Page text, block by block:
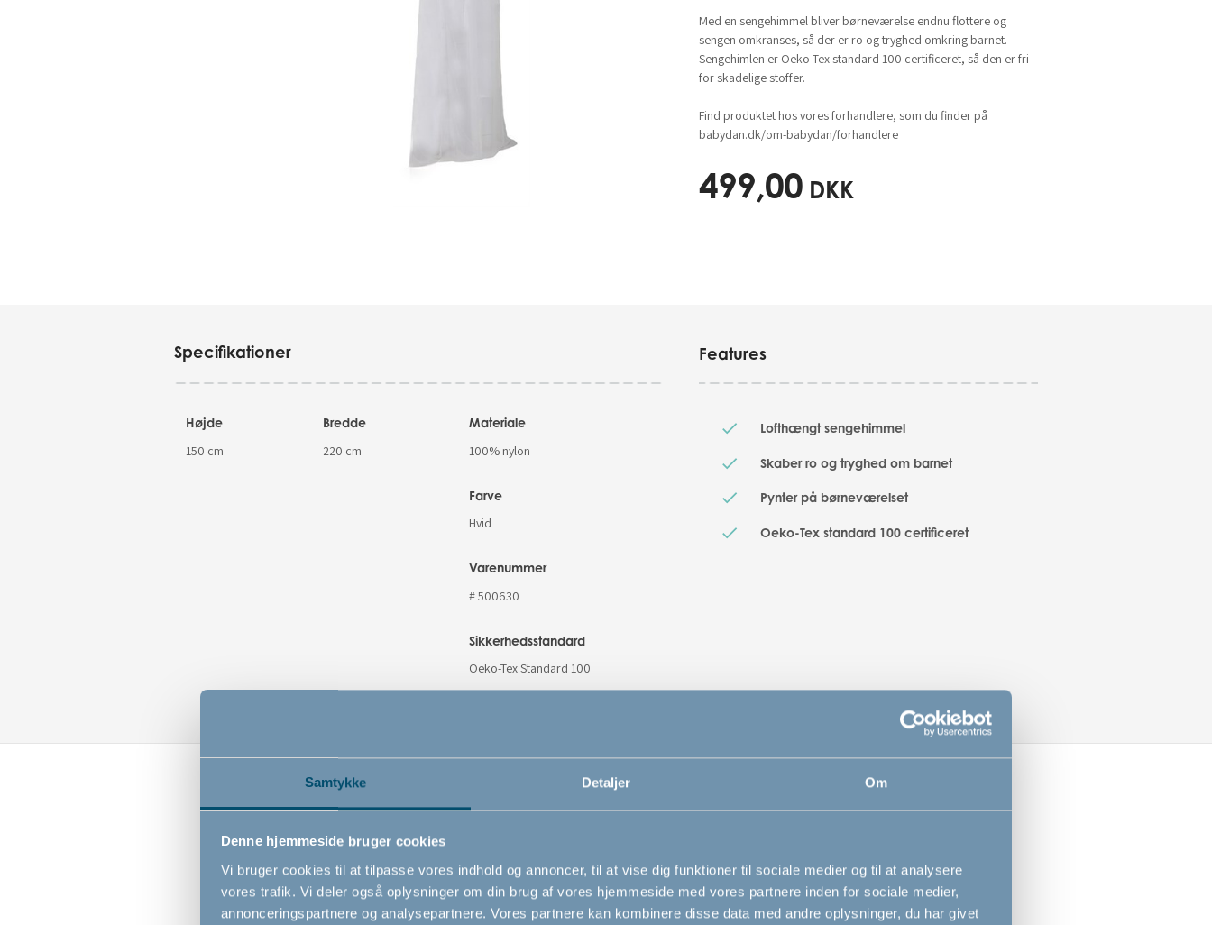
Samtykke Detaljer Om
Denne hjemmeside bruger cookies
Vi bruger cookies til at tilpasse vores indhold og annoncer, til at vise dig funktioner til sociale medier og til at analysere
vores trafik. Vi deler også oplysninger om din brug af vores hjemmeside med vores partnere inden for sociale medier,
annonceringspartnere og analysepartnere. Vores partnere kan kombinere disse data med andre oplysninger, du har givet
Med en sengehimmel bliver børneværelse endnu flottere og
sengen omkranses, så der er ro og tryghed omkring barnet.
Sengehimlen er Oeko-Tex standard 100 certificeret, så den er fri
for skadelige stoffer.
Find produktet hos vores forhandlere, som du finder på
babydan.dk/om-babydan/forhandlere
499,00 DKK
Specifikationer
Højde
150 cm
Bredde
220 cm
Materiale
100% nylon
Farve
Hvid
Varenummer
# 500630
Sikkerhedsstandard
Oeko-Tex Standard 100
Features
Lofthængt sengehimmel
Skaber ro og tryghed om barnet
Pynter på børneværelset
Oeko-Tex standard 100 certificeret